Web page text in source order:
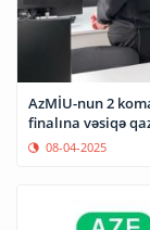
AzMİU-nun 2
finalına vəsiqə
08-04-2025